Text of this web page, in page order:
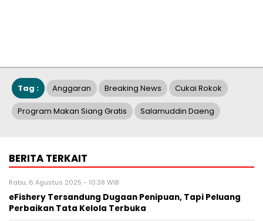
Tag : Anggaran Breaking News Cukai Rokok
Program Makan Siang Gratis Salamuddin Daeng
BERITA TERKAIT
Rabu, 6 Agustus 2025 - 10:38 WIB
eFishery Tersandung Dugaan Penipuan, Tapi Peluang
Perbaikan Tata Kelola Terbuka